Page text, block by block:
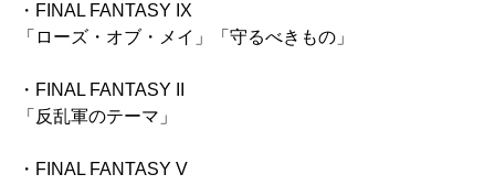
・FINAL FANTASY IX
「ローズ・オブ・メイ」「守るべきもの」
・FINAL FANTASY II
「反乱軍のテーマ」
・FINAL FANTASY V